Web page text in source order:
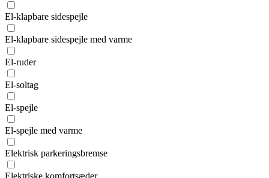
El-klapbare sidespejle
El-klapbare sidespejle med varme
El-ruder
El-soltag
El-spejle
El-spejle med varme
Elektrisk parkeringsbremse